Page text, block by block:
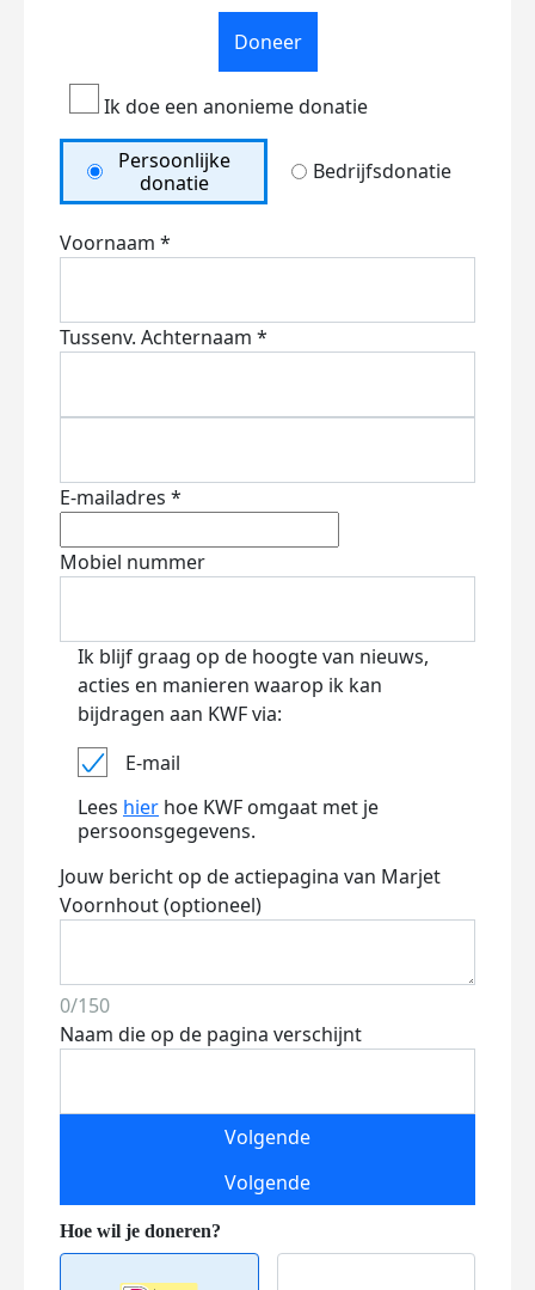
Doneer
Ik doe een anonieme donatie
Persoonlijke
donatie
Bedrijfsdonatie
Voornaam *
Tussenv. Achternaam *
E-mailadres *
Mobiel nummer
Ik blijf graag op de hoogte van nieuws,
acties en manieren waarop ik kan
bijdragen aan KWF via:
E-mail
Lees hier hoe KWF omgaat met je
persoonsgegevens.
Jouw bericht op de actiepagina van Marjet
Voornhout (optioneel)
0/150
Naam die op de pagina verschijnt
Volgende
Volgende